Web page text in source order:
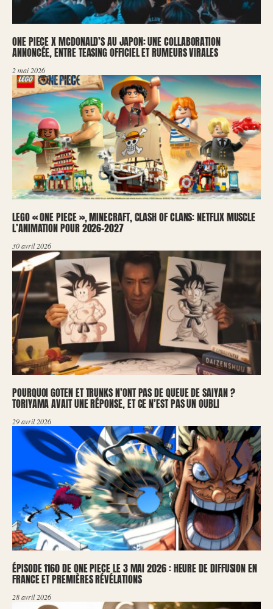
ONE PIECE X MCDONALD’S AU JAPON: UNE COLLABORATION
ANNONCÉE, ENTRE TEASING OFFICIEL ET RUMEURS VIRALES
2 mai 2026
LEGO « ONE PIECE », MINECRAFT, CLASH OF CLANS: NETFLIX MUSCLE
L’ANIMATION POUR 2026-2027
30 avril 2026
POURQUOI GOTEN ET TRUNKS N’ONT PAS DE QUEUE DE SAIYAN ?
TORIYAMA AVAIT UNE RÉPONSE, ET CE N’EST PAS UN OUBLI
29 avril 2026
ÉPISODE 1160 DE ONE PIECE LE 3 MAI 2026 : HEURE DE DIFFUSION EN
FRANCE ET PREMIÈRES RÉVÉLATIONS
28 avril 2026